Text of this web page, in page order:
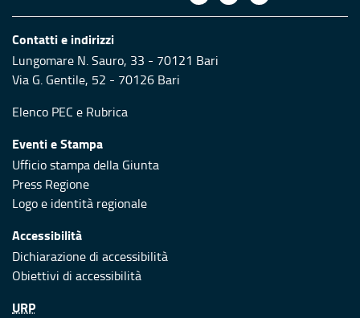
Contatti e indirizzi
Lungomare N. Sauro, 33 - 70121 Bari
Via G. Gentile, 52 - 70126 Bari
Elenco PEC e Rubrica
Eventi e Stampa
Ufficio stampa della Giunta
Press Regione
Logo e identità regionale
Accessibilità
Dichiarazione di accessibilità
Obiettivi di accessibilità
URP